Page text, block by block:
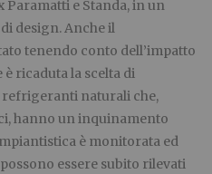
Paramatti e Standa, in un
design. Anche il
tenendo conto dell’impatto
ricaduta la scelta di
naturali che,
hanno un inquinamento
è monitorata ed
essere subito rilevati